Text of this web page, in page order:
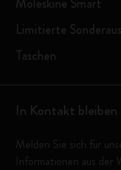
Limitierte
Taschen
In Kontakt bleiben
Melden Sie sich für
Informationen aus der